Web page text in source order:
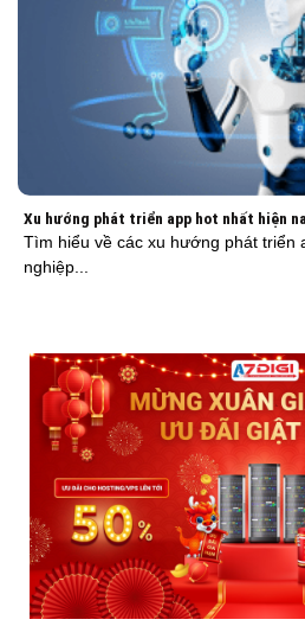
Xu hướng phát triển app hot nhất hiện
Tìm hiểu về các xu hướng phát triển
nghiệp...